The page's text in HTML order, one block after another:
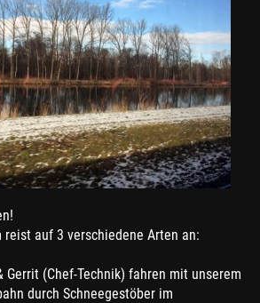
reist auf 3 verschiedene Arten an:
Gerrit (Chef-Technik) fahren mit unserem
durch Schneegestöber im